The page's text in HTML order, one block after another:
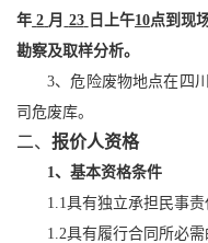
年 2 月 23 日上午10点到现
勘察及取样分析。
3、危险废物地点在四
司 危废库。
二、 报价人资格
1、 基本资格条件
1.1具有独立承担民事责
1.2具有履行合同所必